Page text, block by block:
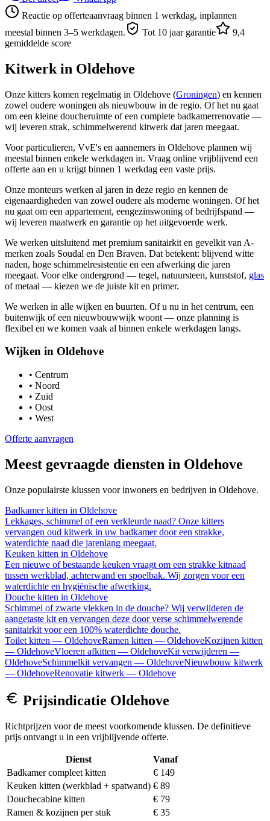
Reactie op offerteaanvraag binnen 1 werkdag, inplannen
meestal binnen 3–5 werkdagen.
Tot 10 jaar garantie
9,4
gemiddelde score
Kitwerk in Oldehove
Onze kitters komen regelmatig in Oldehove (Groningen) en kennen
zowel oudere woningen als nieuwbouw in de regio. Of het nu gaat
om een kleine doucheruimte of een complete badkamerrenovatie —
wij leveren strak, schimmelwerend kitwerk dat jaren meegaat.
Voor particulieren, VvE's en aannemers in Oldehove plannen wij
meestal binnen enkele werkdagen in. Vraag online vrijblijvend een
offerte aan en u krijgt binnen 1 werkdag een vaste prijs.
Onze monteurs werken al jaren in deze regio en kennen de
eigenaardigheden van zowel oudere als moderne woningen. Of het
nu gaat om een appartement, eengezinswoning of bedrijfspand —
wij leveren maatwerk en garantie op het uitgevoerde werk.
We werken uitsluitend met premium sanitairkit en gevelkit van A-
merken zoals Soudal en Den Braven. Dat betekent: blijvend witte
naden, hoge schimmelresistentie en een afwerking die jaren
meegaat. Voor elke ondergrond — tegel, natuursteen, kunststof, glas
of metaal — kiezen we de juiste kit en primer.
We werken in alle wijken en buurten. Of u nu in het centrum, een
buitenwijk of een nieuwbouwwijk woont — onze planning is
flexibel en we komen vaak al binnen enkele werkdagen langs.
Wijken in Oldehove
• Centrum
• Noord
• Zuid
• Oost
• West
Offerte aanvragen
Meest gevraagde diensten in Oldehove
Onze populairste klussen voor inwoners en bedrijven in Oldehove.
Badkamer kitten in Oldehove
Lekkages, schimmel of een verkleurde naad? Onze kitters
vervangen oud kitwerk in uw badkamer door een strakke,
waterdichte naad die jarenlang meegaat.
Keuken kitten in Oldehove
Een nieuwe of bestaande keuken vraagt om een strakke kitnaad
tussen werkblad, achterwand en spoelbak. Wij zorgen voor een
waterdichte en hygiënische afwerking.
Douche kitten in Oldehove
Schimmel of zwarte vlekken in de douche? Wij verwijderen de
aangetaste kit en vervangen deze door verse schimmelwerende
sanitairkit voor een 100% waterdichte douche.
Toilet kitten — OldehoveRamen kitten — OldehoveKozijnen kitten
— OldehoveVloeren afkitten — OldehoveKit verwijderen —
OldehoveSchimmelkit vervangen — OldehoveNieuwbouw kitwerk
— OldehoveRenovatie kitwerk — Oldehove
Prijsindicatie Oldehove
Richtprijzen voor de meest voorkomende klussen. De definitieve
prijs ontvangt u in een vrijblijvende offerte.
Dienst
Vanaf
Badkamer compleet kitten
€ 149
Keuken kitten (werkblad + spatwand) € 89
Douchecabine kitten
€ 79
Ramen & kozijnen per stuk
€ 35